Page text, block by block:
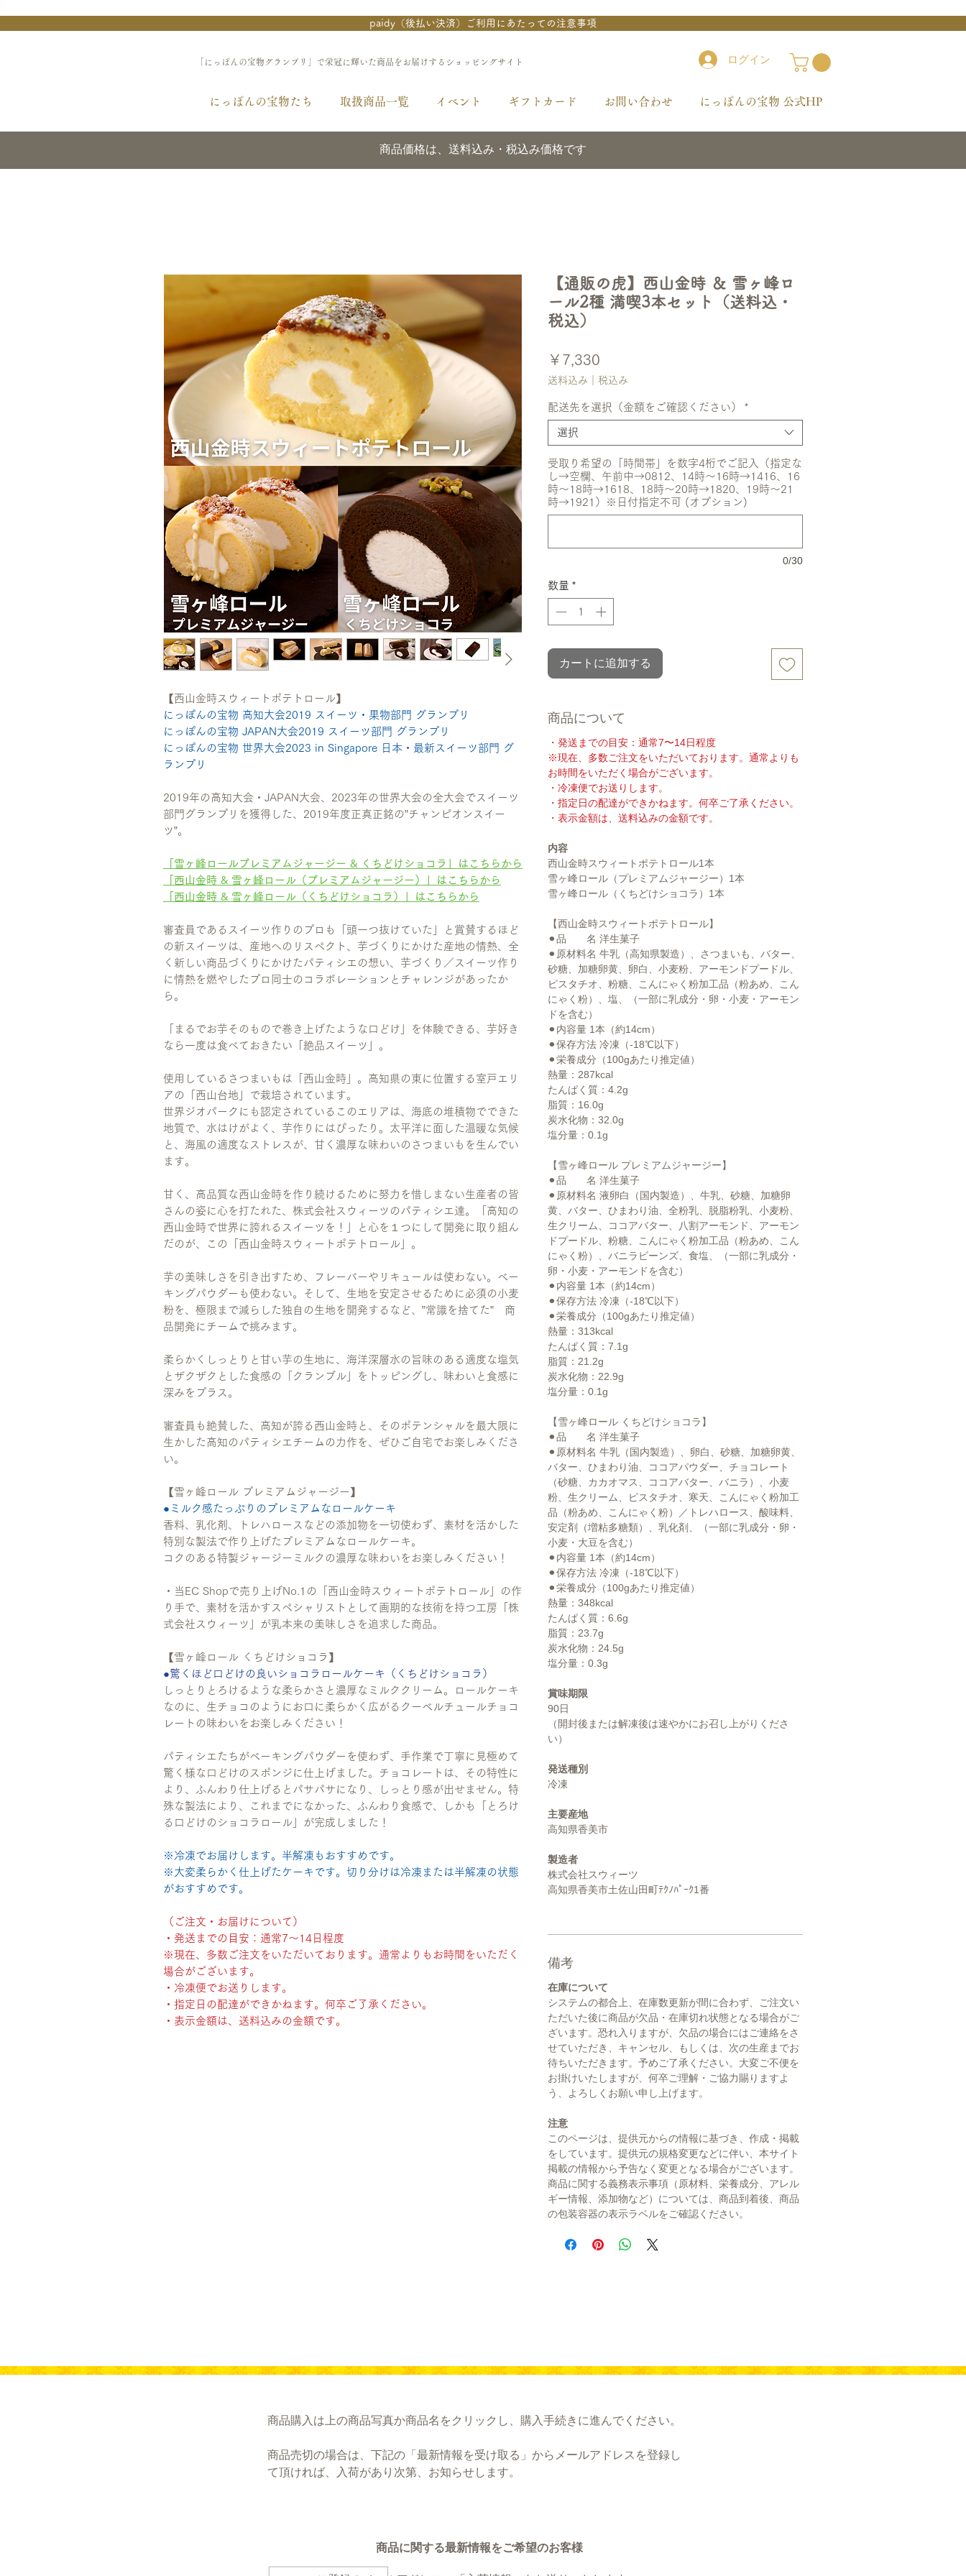
paidy（後払い決済）ご利用にあたっての注意事項
「にっぽんの宝物グランプリ」で栄冠に輝いた商品をお届けするショッピングサイト ログイン
にっぽんの宝物たち 取扱商品一覧 イベント ギフトカード お問い合わせ にっぽんの宝物 公式HP
商品価格は、送料込み・税込み価格です
【西山金時スウィートポテトロール】
にっぽんの宝物 高知大会2019 スイーツ・果物部門 グランプリ
にっぽんの宝物 JAPAN大会2019 スイーツ部門 グランプリ
にっぽんの宝物 世界大会2023 in Singapore 日本・最新スイーツ部門 グ
ランプリ
2019年の高知大会・JAPAN大会、2023年の世界大会の全大会でスイーツ
部門グランプリを獲得した、2019年度正真正銘の”チャンピオンスイー
ツ”。
「雪ヶ峰ロールプレミアムジャージー & くちどけショコラ」はこちらから
「西山金時 & 雪ヶ峰ロール（プレミアムジャージー）」はこちらから
「西山金時 & 雪ヶ峰ロール（くちどけショコラ）」はこちらから
審査員であるスイーツ作りのプロも「頭一つ抜けていた」と賞賛するほど
の新スイーツは、産地へのリスペクト、芋づくりにかけた産地の情熱、全
く新しい商品づくりにかけたパティシエの想い、芋づくり／スイーツ作り
に情熱を燃やしたプロ同士のコラボレーションとチャレンジがあったか
ら。
「まるでお芋そのもので巻き上げたような口どけ」を体験できる、芋好き
なら一度は食べておきたい「絶品スイーツ」。
使用しているさつまいもは「西山金時」。高知県の東に位置する室戸エリ
アの「西山台地」で栽培されています。
世界ジオパークにも認定されているこのエリアは、海底の堆積物でできた
地質で、水はけがよく、芋作りにはぴったり。太平洋に面した温暖な気候
と、海風の適度なストレスが、甘く濃厚な味わいのさつまいもを生んでい
ます。
甘く、高品質な西山金時を作り続けるために努力を惜しまない生産者の皆
さんの姿に心を打たれた、株式会社スウィーツのパティシエ達。「高知の
西山金時で世界に誇れるスイーツを！」と心を１つにして開発に取り組ん
だのが、この「西山金時スウィートポテトロール」。
芋の美味しさを引き出すため、フレーバーやリキュールは使わない。ベー
キングパウダーも使わない。そして、生地を安定させるために必須の小麦
粉を、極限まで減らした独自の生地を開発するなど、”常識を捨てた” 商
品開発にチームで挑みます。
柔らかくしっとりと甘い芋の生地に、海洋深層水の旨味のある適度な塩気
とザクザクとした食感の「クランブル」をトッピングし、味わいと食感に
深みをプラス。
審査員も絶賛した、高知が誇る西山金時と、そのポテンシャルを最大限に
生かした高知のパティシエチームの力作を、ぜひご自宅でお楽しみくださ
い。
【雪ヶ峰ロール プレミアムジャージー】
●ミルク感たっぷりのプレミアムなロールケーキ
香料、乳化剤、トレハロースなどの添加物を一切使わず、素材を活かした
特別な製法で作り上げたプレミアムなロールケーキ。
コクのある特製ジャージーミルクの濃厚な味わいをお楽しみください！
・当EC Shopで売り上げNo.1の「西山金時スウィートポテトロール」の作
り手で、素材を活かすスペシャリストとして画期的な技術を持つ工房「株
式会社スウィーツ」が乳本来の美味しさを追求した商品。
【雪ヶ峰ロール くちどけショコラ】
●驚くほど口どけの良いショコラロールケーキ（くちどけショコラ）
しっとりとろけるような柔らかさと濃厚なミルククリーム。ロールケーキ
なのに、生チョコのようにお口に柔らかく広がるクーベルチュールチョコ
レートの味わいをお楽しみください！
パティシエたちがベーキングパウダーを使わず、手作業で丁寧に見極めて
驚く様な口どけのスポンジに仕上げました。チョコレートは、その特性に
より、ふんわり仕上げるとパサパサになり、しっとり感が出せません。特
殊な製法により、これまでになかった、ふんわり食感で、しかも「とろけ
る口どけのショコラロール」が完成しました！
※冷凍でお届けします。半解凍もおすすめです。
※大変柔らかく仕上げたケーキです。切り分けは冷凍または半解凍の状態
がおすすめです。
（ご注文・お届けについて）
・発送までの目安：通常7〜14日程度
※現在、多数ご注文をいただいております。通常よりもお時間をいただく
場合がございます。
・冷凍便でお送りします。
・指定日の配達ができかねます。何卒ご了承ください。
・表示金額は、送料込みの金額です。
【通販の虎】西山金時 ＆ 雪ヶ峰ロ
ール2種 満喫3本セット（送料込・
税込）
￥7,330
格
送料込み｜税込み
配送先を選択（金額をご確認ください） *
選択
受取り希望の「時間帯」を数字4桁でご記入（指定な
し→空欄、午前中→0812、14時〜16時→1416、16
時〜18時→1618、18時〜20時→1820、19時〜21
時→1921）※日付指定不可 (オプション)
0/30
数量 *
カートに追加する
商品について
・発送までの目安：通常7〜14日程度
※現在、多数ご注文をいただいております。通常よりも
お時間をいただく場合がございます。
・冷凍便でお送りします。
・指定日の配達ができかねます。何卒ご了承ください。
・表示金額は、送料込みの金額です。
内容
西山金時スウィートポテトロール1本
雪ヶ峰ロール（プレミアムジャージー）1本
雪ヶ峰ロール（くちどけショコラ）1本
【西山金時スウィートポテトロール】
⚫︎品 名 洋生菓子
⚫︎原材料名 牛乳（高知県製造）、さつまいも、バター、
砂糖、加糖卵黄、卵白、小麦粉、アーモンドプードル、
ピスタチオ、粉糖、こんにゃく粉加工品（粉あめ、こん
にゃく粉）、塩、（一部に乳成分・卵・小麦・アーモン
ドを含む）
⚫︎内容量 1本（約14cm）
⚫︎保存方法 冷凍（-18℃以下）
⚫︎栄養成分（100gあたり推定値）
熱量：287kcal
たんぱく質：4.2g
脂質：16.0g
炭水化物：32.0g
塩分量：0.1g
【雪ヶ峰ロール プレミアムジャージー】
⚫︎品 名 洋生菓子
⚫︎原材料名 液卵白（国内製造）、牛乳、砂糖、加糖卵
黄、バター、ひまわり油、全粉乳、脱脂粉乳、小麦粉、
生クリーム、ココアバター、八割アーモンド、アーモン
ドプードル、粉糖、こんにゃく粉加工品（粉あめ、こん
にゃく粉）、バニラビーンズ、食塩、（一部に乳成分・
卵・小麦・アーモンドを含む）
⚫︎内容量 1本（約14cm）
⚫︎保存方法 冷凍（-18℃以下）
⚫︎栄養成分（100gあたり推定値）
熱量：313kcal
たんぱく質：7.1g
脂質：21.2g
炭水化物：22.9g
塩分量：0.1g
【雪ヶ峰ロール くちどけショコラ】
⚫︎品 名 洋生菓子
⚫︎原材料名 牛乳（国内製造）、卵白、砂糖、加糖卵黄、
バター、ひまわり油、ココアパウダー、チョコレート
（砂糖、カカオマス、ココアバター、バニラ）、小麦
粉、生クリーム、ピスタチオ、寒天、こんにゃく粉加工
品（粉あめ、こんにゃく粉）／トレハロース、酸味料、
安定剤（増粘多糖類）、乳化剤、（一部に乳成分・卵・
小麦・大豆を含む）
⚫︎内容量 1本（約14cm）
⚫︎保存方法 冷凍（-18℃以下）
⚫︎栄養成分（100gあたり推定値）
熱量：348kcal
たんぱく質：6.6g
脂質：23.7g
炭水化物：24.5g
塩分量：0.3g
賞味期限
90日
（開封後または解凍後は速やかにお召し上がりくださ
い）
発送種別
冷凍
主要産地
高知県香美市
製造者
株式会社スウィーツ
高知県香美市土佐山田町ﾃｸﾉﾊﾟｰｸ1番
備考
在庫について
システムの都合上、在庫数更新が間に合わず、ご注文い
ただいた後に商品が欠品・在庫切れ状態となる場合がご
ざいます。恐れ入りますが、欠品の場合にはご連絡をさ
せていただき、キャンセル、もしくは、次の生産までお
待ちいただきます。予めご了承ください。大変ご不便を
お掛けいたしますが、何卒ご理解・ご協力賜りますよ
う、よろしくお願い申し上げます。
注意
このページは、提供元からの情報に基づき、作成・掲載
をしています。提供元の規格変更などに伴い、本サイト
掲載の情報から予告なく変更となる場合がございます。
商品に関する義務表示事項（原材料、栄養成分、アレル
ギー情報、添加物など）については、商品到着後、商品
の包装容器の表示ラベルをご確認ください。
商品購入は上の商品写真か商品名をクリックし、購入手続きに進んでください。
商品売切の場合は、下記の「最新情報を受け取る」からメールアドレスを登録し
て頂ければ、入荷があり次第、お知らせします。
商品に関する最新情報をご希望のお客様